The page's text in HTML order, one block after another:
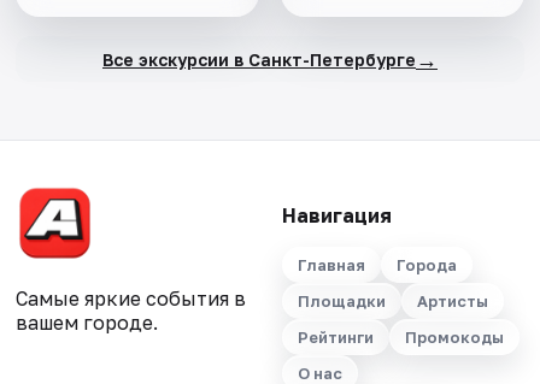
Все экскурсии в Санкт-Петербурге →
Самые яркие события в
вашем городе.
Навигация
Главная
Города
Площадки
Артисты
Рейтинги
Промокоды
О нас